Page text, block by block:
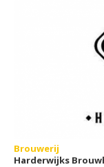
Brouwerij
Harderwijks